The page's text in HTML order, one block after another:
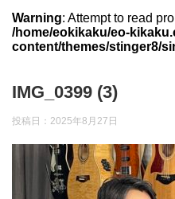
Warning: Attempt to read
/home/eokikaku/eo-
content/themes/stinger8/
IMG_0399 (3)
投稿日： 2025年8月27日